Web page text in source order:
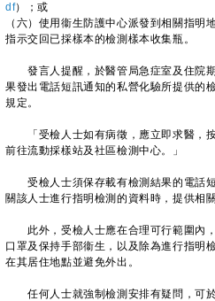
df）；或
（六）使用衞生防護中心派發到相關指明
指示交回已採樣本的檢測樣本收集瓶。
發言人提醒，於醫管局急症室及住院
果發出電話短訊通知的私營化驗所提供的
規定。
「受檢人士如有病徵，應立即求醫，
前往流動採樣站及社區檢測中心。」
受檢人士須保存載有檢測結果的電話
關該人士進行指明檢測的資料時，提供相
此外，受檢人士應在合理可行範圍內
口罩及保持手部衞生，以及除為進行指明
在其居住地點並避免外出。
任何人士就強制檢測安排有疑問，可